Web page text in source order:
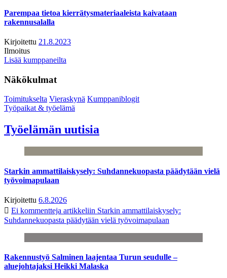
Parempaa tietoa kierrätysmateriaaleista kaivataan
rakennusalalla
Kirjoitettu 21.8.2023
Ilmoitus
Lisää kumppaneilta
Näkökulmat
Toimitukselta Vieraskynä Kumppaniblogit
Työpaikat & työelämä
Työelämän uutisia
Starkin ammattilaiskysely: Suhdannekuopasta päädytään vielä
työvoimapulaan
Kirjoitettu 6.8.2026
Ei kommentteja artikkeliin Starkin ammattilaiskysely:
Suhdannekuopasta päädytään vielä työvoimapulaan
Rakennustyö Salminen laajentaa Turun seudulle –
aluejohtajaksi Heikki Malaska